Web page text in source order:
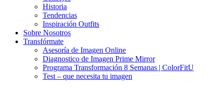
Historia
Tendencias
Inspiración Outfits
Sobre Nosotros
Transfórmate
Asesoría de Imagen Online
Diagnostico de Imagen Prime Mirror
Programa Transformación 8 Semanas | ColorFitU
Test – que necesita tu imagen